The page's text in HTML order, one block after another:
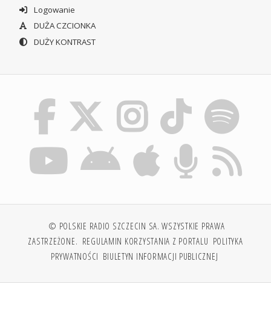
Logowanie
DUŻA CZCIONKA
DUŻY KONTRAST
© POLSKIE RADIO SZCZECIN SA. WSZYSTKIE PRAWA
ZASTRZEŻONE. REGULAMIN KORZYSTANIA Z PORTALU POLITYKA
PRYWATNOŚCI BIULETYN INFORMACJI PUBLICZNEJ